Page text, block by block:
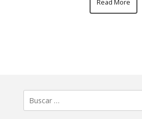
Read More
Buscar: